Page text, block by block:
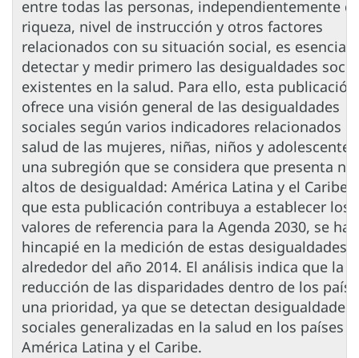
entre todas las personas, independientemente
riqueza, nivel de instrucción y otros factores
relacionados con su situación social, es esencial
detectar y medir primero las desigualdades
existentes en la salud. Para ello, esta publicación
ofrece una visión general de las desigualdades
sociales según varios indicadores relacionados
salud de las mujeres, niñas, niños y
una subregión que se considera que presenta
altos de desigualdad: América Latina y el Caribe.
que esta publicación contribuya a establecer los
valores de referencia para la Agenda 2030, se
hincapié en la medición de estas desigualdades
alrededor del año 2014. El análisis indica que la
reducción de las disparidades dentro de los
una prioridad, ya que se detectan desigualdades
sociales generalizadas en la salud en los países
América Latina y el Caribe.